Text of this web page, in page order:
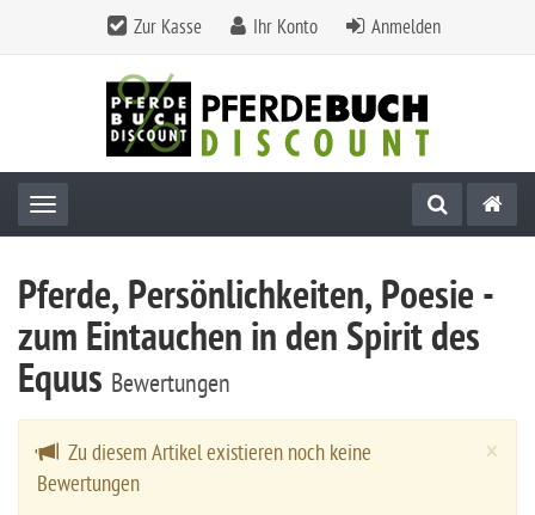
Zur Kasse Ihr Konto Anmelden
Toggle navigation
Pferde, Persönlichkeiten, Poesie -
zum Eintauchen in den Spirit des
Equus Bewertungen
×
Zu diesem Artikel existieren noch keine
Bewertungen